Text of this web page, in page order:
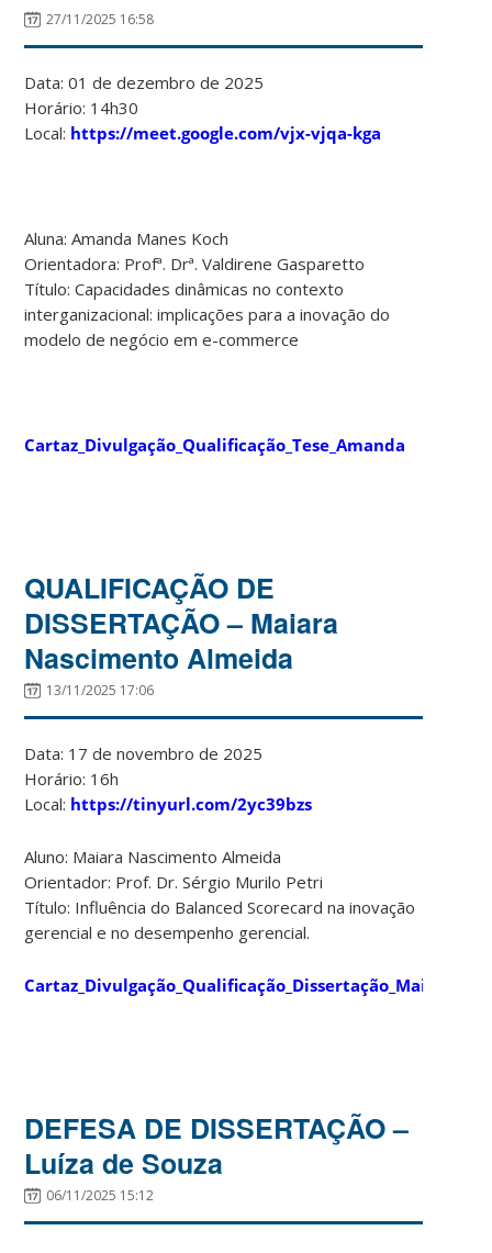
27/11/2025 16:58
Data: 01 de dezembro de 2025
Horário: 14h30
Local: https://meet.google.com/vjx-vjqa-kga
Aluna: Amanda Manes Koch
Orientadora: Profª. Drª. Valdirene Gasparetto
Título: Capacidades dinâmicas no contexto
interganizacional: implicações para a inovação do
modelo de negócio em e-commerce
Cartaz_Divulgação_Qualificação_Tese_Amanda
QUALIFICAÇÃO DE
DISSERTAÇÃO – Maiara
Nascimento Almeida
13/11/2025 17:06
Data: 17 de novembro de 2025
Horário: 16h
Local: https://tinyurl.com/2yc39bzs
Aluno: Maiara Nascimento Almeida
Orientador: Prof. Dr. Sérgio Murilo Petri
Título: Influência do Balanced Scorecard na inovação
gerencial e no desempenho gerencial.
Cartaz_Divulgação_Qualificação_Dissertação_Maiara
DEFESA DE DISSERTAÇÃO –
Luíza de Souza
06/11/2025 15:12